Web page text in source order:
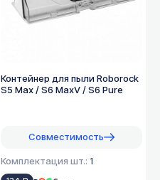
Контейнер для пыли Roborock
S5 Max / S6 MaxV / S6 Pure
Совместимость
Комплектация шт.: 1